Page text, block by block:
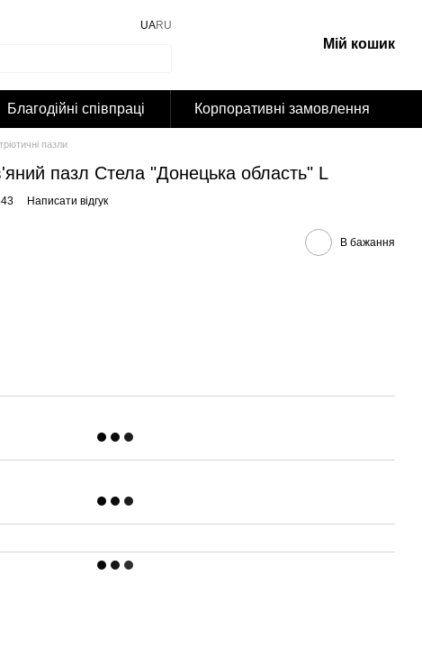
UARU
Мій кошик
Благодійні співпраці Корпоративні замовлення
пазли
пазл Стела "Донецька область" L
Написати відгук
В бажання